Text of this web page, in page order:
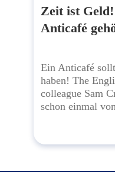
Zeit ist
Anticafé
Ein Anticafé
haben! The
colleague Sam
schon einmal